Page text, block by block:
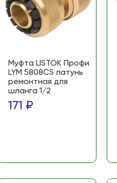
Муфта LISTOK Профи
LYM 5808СS латунь
ремонтная для
шланга 1/2
171 ₽